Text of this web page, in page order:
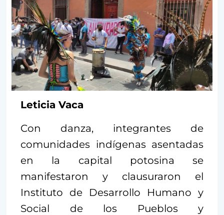
Leticia Vaca
Con danza, integrantes de
comunidades indígenas asentadas
en la capital potosina se
manifestaron y clausuraron el
Instituto de Desarrollo Humano y
Social de los Pueblos y